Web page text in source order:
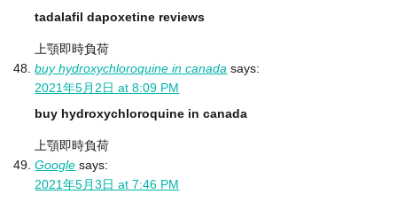
tadalafil dapoxetine reviews
上顎即時負荷
buy hydroxychloroquine in canada says:
2021年5月2日 at 8:09 PM
buy hydroxychloroquine in canada
上顎即時負荷
Google says:
2021年5月3日 at 7:46 PM